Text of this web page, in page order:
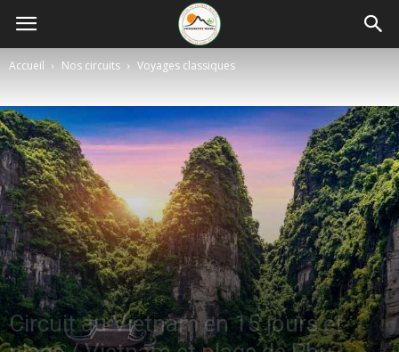
Accueil Nos circuits Voyages classiques
Circuit au Vietnam en 15 jours et